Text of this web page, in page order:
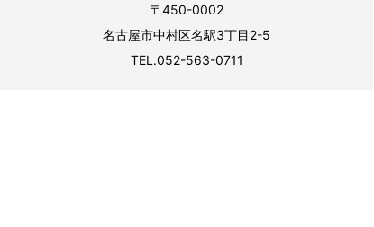
〒450-0002
名古屋市中村区名駅3丁目2-5
TEL.052-563-0711